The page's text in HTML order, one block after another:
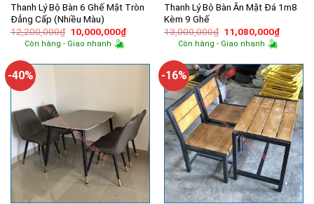
Thanh Lý Bộ Bàn 6 Ghế Mặt Tròn
Đẳng Cấp (Nhiều Màu)
12,200,000₫ Giá
gốc
là:
10,000,000₫Giá
hiện
10,000,000₫.
Còn hàng - Giao nhanh
Thanh Lý Bộ Bàn Ăn Mặt Đá 1m8
Kèm 9 Ghế
13,000,000₫ Giá
gốc
là:
11,080,000₫Giá
hiện
Còn hàng - Giao nhanh
-40% -16%